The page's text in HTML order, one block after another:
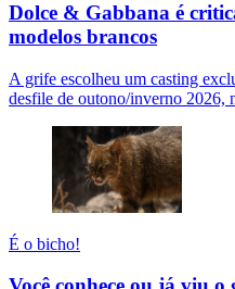
Dolce & Gabbana é
modelos brancos
A grife escolheu um casting
desfile de outono/inverno 2026,
É o bicho!